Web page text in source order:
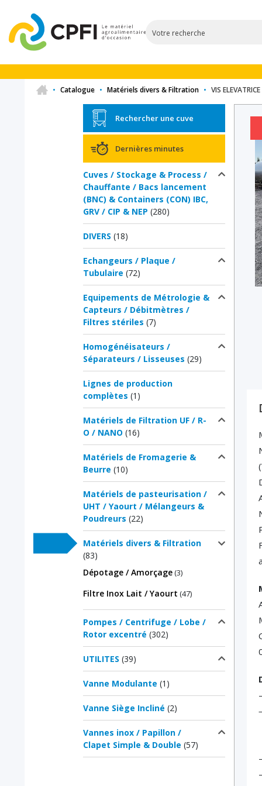
• Catalogue • Matériels divers & Filtration • VIS ELEVATRICE
Rechercher une cuve
Dernières minutes
Cuves / Stockage & Process /
Chauffante / Bacs lancement
(BNC) & Containers (CON) IBC,
GRV / CIP & NEP (280)
DIVERS (18)
Echangeurs / Plaque /
Tubulaire (72)
Equipements de Métrologie &
Capteurs / Débitmètres /
Filtres stériles (7)
Homogénéisateurs /
Séparateurs / Lisseuses (29)
Lignes de production
complètes (1)
Matériels de Filtration UF / R-
O / NANO (16)
Matériels de Fromagerie &
Beurre (10)
Matériels de pasteurisation /
UHT / Yaourt / Mélangeurs &
Poudreurs (22)
Matériels divers & Filtration
(83)
Dépotage / Amorçage(3)
Filtre Inox Lait / Yaourt (47)
Pompes / Centrifuge / Lobe /
Rotor excentré (302)
UTILITES (39)
Vanne Modulante (1)
Vanne Siège Incliné (2)
Vannes inox / Papillon /
Clapet Simple & Double (57)